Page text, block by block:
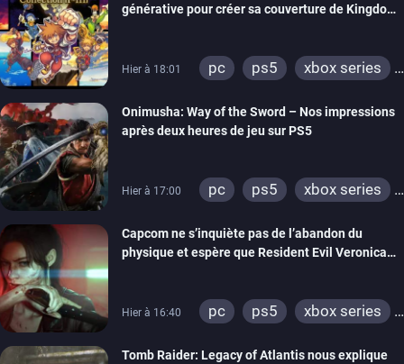
générative pour créer sa couverture de Kingdom
Hier à 18:01 pc ps5
xbox series
Onimusha: Way of the Sword – Nos impressions
après deux heures de jeu sur PS5
Hier à 17:00 pc ps5
xbox series
Capcom ne s’inquiète pas de l’abandon du
physique et espère que Resident Evil Veronica
Hier à 16:40 pc ps5
xbox series
Tomb Raider: Legacy of Atlantis nous explique